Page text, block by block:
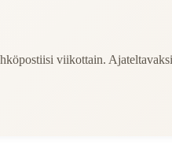
viikottain.